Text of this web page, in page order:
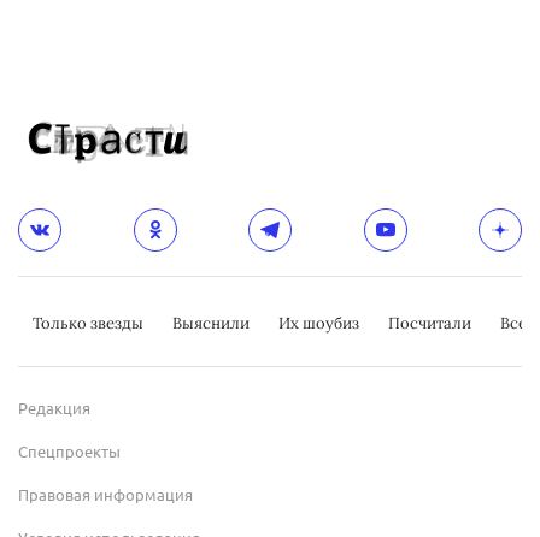
Только звезды Выяснили Их шоубиз Посчитали
Редакция
Спецпроекты
Правовая информация